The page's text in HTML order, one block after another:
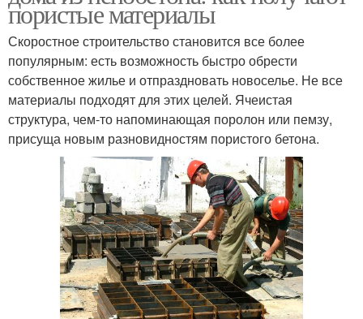
пористые материалы
Скоростное строительство становится все более
популярным: есть возможность быстро обрести
собственное жилье и отпраздновать новоселье. Не все
материалы подходят для этих целей. Ячеистая
структура, чем-то напоминающая поролон или пемзу,
присуща новым разновидностям пористого бетона.